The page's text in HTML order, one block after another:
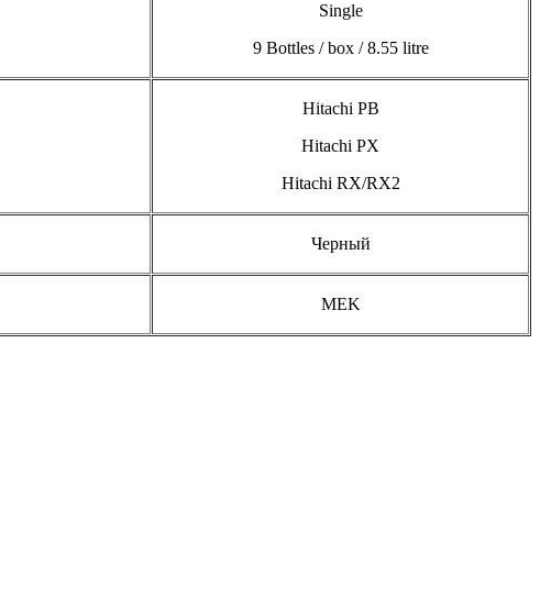
Single
9 Bottles / box / 8.55 litre
Hitachi PB
Hitachi PX
Hitachi RX/RX2
Черный
MEK